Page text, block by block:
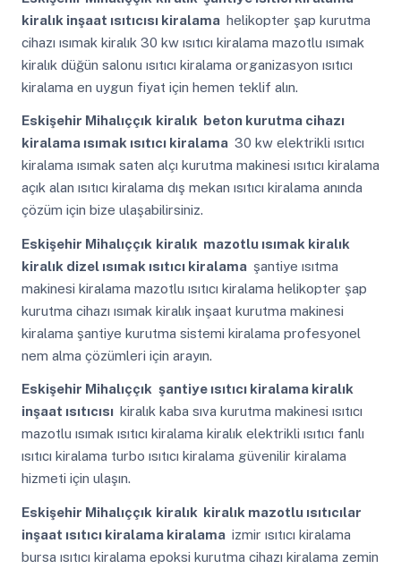
kiralık inşaat ısıtıcısı kiralama helikopter şap kurutma
cihazı ısımak kiralık 30 kw ısıtıcı kiralama mazotlu ısımak
kiralık düğün salonu ısıtıcı kiralama organizasyon ısıtıcı
kiralama en uygun fiyat için hemen teklif alın.
Eskişehir Mihalıççık kiralık beton kurutma cihazı
kiralama ısımak ısıtıcı kiralama 30 kw elektrikli ısıtıcı
kiralama ısımak saten alçı kurutma makinesi ısıtıcı kiralama
açık alan ısıtıcı kiralama dış mekan ısıtıcı kiralama anında
çözüm için bize ulaşabilirsiniz.
Eskişehir Mihalıççık kiralık mazotlu ısımak kiralık
kiralık dizel ısımak ısıtıcı kiralama şantiye ısıtma
makinesi kiralama mazotlu ısıtıcı kiralama helikopter şap
kurutma cihazı ısımak kiralık inşaat kurutma makinesi
kiralama şantiye kurutma sistemi kiralama profesyonel
nem alma çözümleri için arayın.
Eskişehir Mihalıççık şantiye ısıtıcı kiralama kiralık
inşaat ısıtıcısı kiralık kaba sıva kurutma makinesi ısıtıcı
mazotlu ısımak ısıtıcı kiralama kiralık elektrikli ısıtıcı fanlı
ısıtıcı kiralama turbo ısıtıcı kiralama güvenilir kiralama
hizmeti için ulaşın.
Eskişehir Mihalıççık kiralık kiralık mazotlu ısıtıcılar
inşaat ısıtıcı kiralama kiralama izmir ısıtıcı kiralama
bursa ısıtıcı kiralama epoksi kurutma cihazı kiralama zemin